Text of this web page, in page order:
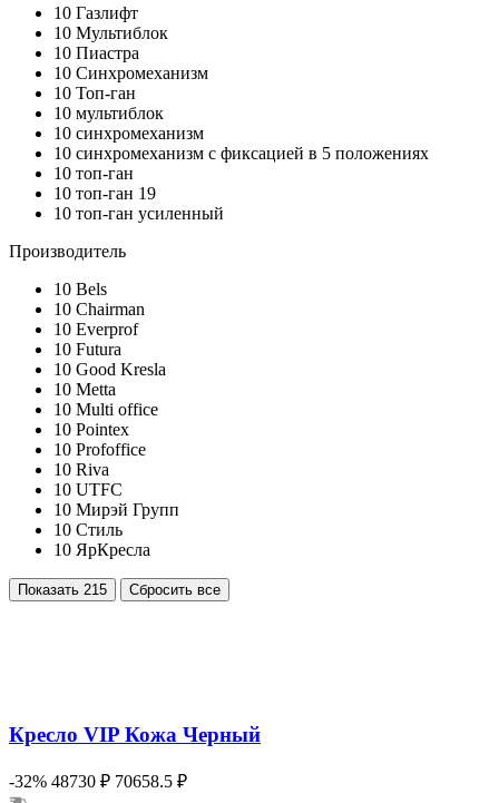
10 Газлифт
10 Мультиблок
10 Пиастра
10 Синхромеханизм
10 Топ-ган
10 мультиблок
10 синхромеханизм
10 синхромеханизм с фиксацией в 5 положениях
10 топ-ган
10 топ-ган 19
10 топ-ган усиленный
Производитель
10 Bels
10 Chairman
10 Everprof
10 Futura
10 Good Kresla
10 Metta
10 Multi office
10 Pointex
10 Profoffice
10 Riva
10 UTFC
10 Мирэй Групп
10 Стиль
10 ЯрКресла
Показать 215 Сбросить все
Кресло VIP Кожа Черный
-32% 48730 ₽ 70658.5 ₽